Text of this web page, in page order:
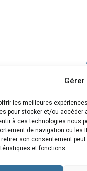
les meilleures
pour stocker et/ou accéder
à ces technologies nous
de navigation ou les
retirer son consentement
et fonctions.
et le